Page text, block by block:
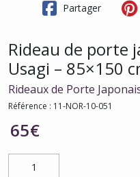
Partager
Rideau de porte
Usagi – 85×150
Rideaux de Porte
Référence : 11-NOR-10-051
65€